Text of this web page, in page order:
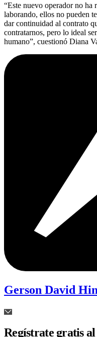
“Este nuevo operador no ha
laborando, ellos no pueden
dar continuidad al contrato
contratarnos, pero lo ideal
humano”, cuestionó Diana
Gerson David
Regístrate gratis